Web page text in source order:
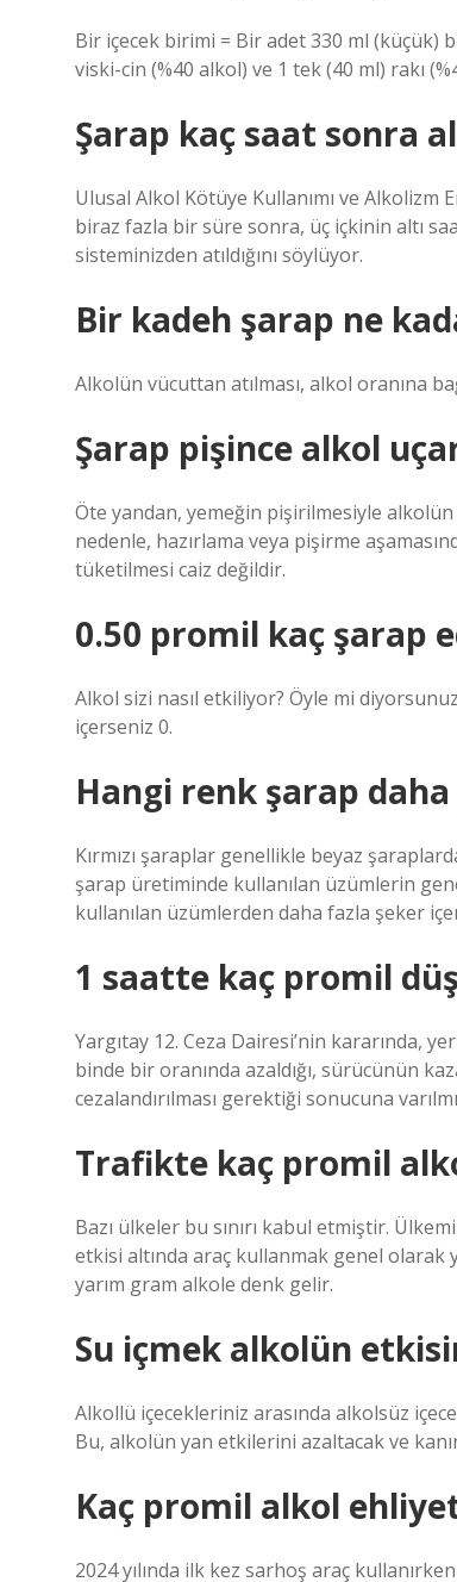
Bir içecek birimi = Bir adet 330 ml (küçük)
viski-cin (%40 alkol) ve 1 tek (40 ml) rakı
Şarap kaç saat sonra
Ulusal Alkol Kötüye Kullanımı ve
biraz fazla bir süre sonra, üç içkinin altı
sisteminizden atıldığını söylüyor.
Bir kadeh şarap ne
Alkolün vücuttan atılması, alkol oranına
Şarap pişince alkol
Öte yandan, yemeğin pişirilmesiyle
nedenle, hazırlama veya pişirme
tüketilmesi caiz değildir.
0.50 promil kaç şarap
Alkol sizi nasıl etkiliyor? Öyle mi
içerseniz 0.
Hangi renk şarap
Kırmızı şaraplar genellikle beyaz
şarap üretiminde kullanılan üzümlerin
kullanılan üzümlerden daha fazla şeker
1 saatte kaç promil
Yargıtay 12. Ceza Dairesi’nin kararında,
binde bir oranında azaldığı, sürücünün
cezalandırılması gerektiği sonucuna
Trafikte kaç promil
Bazı ülkeler bu sınırı kabul etmiştir.
etkisi altında araç kullanmak genel olarak
yarım gram alkole denk gelir.
Su içmek alkolün
Alkollü içecekleriniz arasında alkolsüz
Bu, alkolün yan etkilerini azaltacak ve
Kaç promil alkol ehliyet
2024 yılında ilk kez sarhoş araç